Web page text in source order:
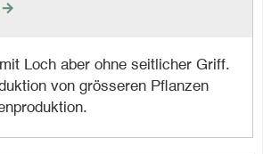

Loch aber ohne seitlicher Griff.
von grösseren Pflanzen